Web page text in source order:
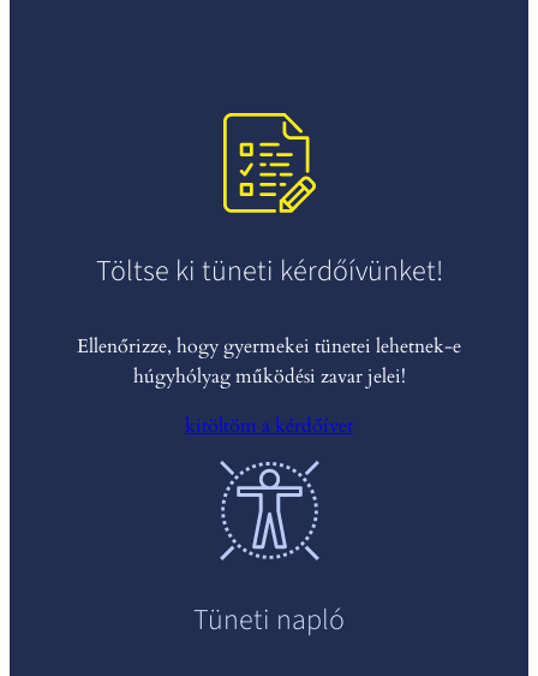
Töltse ki tüneti kérdőívünket!
Ellenőrizze, hogy gyermekei tünetei lehetnek-e
húgyhólyag működési zavar jelei!
kitöltöm a kérdőívet
Tüneti napló